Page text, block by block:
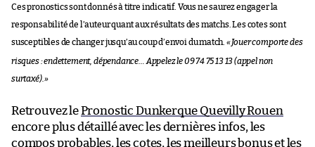
Ces pronostics sont donnés à titre indicatif. Vous ne saurez engager la
responsabilité de l’auteur quant aux résultats des matchs. Les cotes sont
susceptibles de changer jusqu’au coup d’envoi du match. «Jouer comporte des
risques : endettement, dépendance… Appelez le 09 74 75 13 13 (appel non
surtaxé). »
Retrouvez lePronostic Dunkerque Quevilly Rouen
encore plus détaillé avec les dernières infos, les
compos probables, les cotes, les meilleurs bonus et les